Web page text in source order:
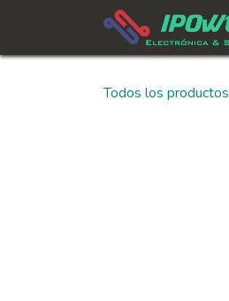
Todos los productos